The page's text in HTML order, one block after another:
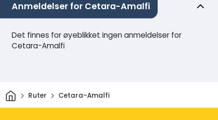
Anmeldelser for Cetara-Amalfi
Det finnes for øyeblikket ingen anmeldelser for
Cetara-Amalfi
HjemRuter Cetara-Amalfi